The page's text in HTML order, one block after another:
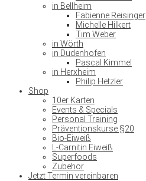
in Bellheim
Fabienne Reisinger
Michelle Hilkert
Tim Weber
in Wörth
in Dudenhofen
Pascal Kimmel
in Herxheim
Philip Hetzler
Shop
10er Karten
Events & Specials
Personal Training
Präventionskurse §20
Bio-Eiweiß
L-Carnitin Eiweiß
Superfoods
Zubehör
Jetzt Termin vereinbaren